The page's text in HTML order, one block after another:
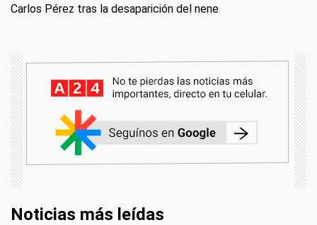
Carlos Pérez tras la desaparición del nene
Noticias más leídas